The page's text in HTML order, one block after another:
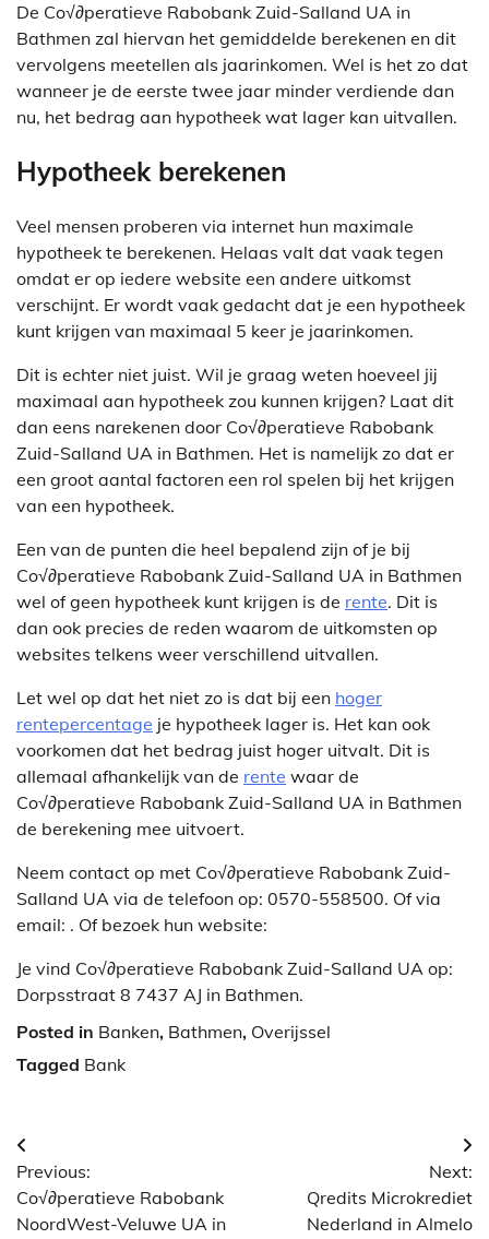
De Co√∂peratieve Rabobank Zuid-Salland UA in
Bathmen zal hiervan het gemiddelde berekenen en dit
vervolgens meetellen als jaarinkomen. Wel is het zo dat
wanneer je de eerste twee jaar minder verdiende dan
nu, het bedrag aan hypotheek wat lager kan uitvallen.
Hypotheek berekenen
Veel mensen proberen via internet hun maximale
hypotheek te berekenen. Helaas valt dat vaak tegen
omdat er op iedere website een andere uitkomst
verschijnt. Er wordt vaak gedacht dat je een hypotheek
kunt krijgen van maximaal 5 keer je jaarinkomen.
Dit is echter niet juist. Wil je graag weten hoeveel jij
maximaal aan hypotheek zou kunnen krijgen? Laat dit
dan eens narekenen door Co√∂peratieve Rabobank
Zuid-Salland UA in Bathmen. Het is namelijk zo dat er
een groot aantal factoren een rol spelen bij het krijgen
van een hypotheek.
Een van de punten die heel bepalend zijn of je bij
Co√∂peratieve Rabobank Zuid-Salland UA in Bathmen
wel of geen hypotheek kunt krijgen is de rente. Dit is
dan ook precies de reden waarom de uitkomsten op
websites telkens weer verschillend uitvallen.
Let wel op dat het niet zo is dat bij een hoger
rentepercentage je hypotheek lager is. Het kan ook
voorkomen dat het bedrag juist hoger uitvalt. Dit is
allemaal afhankelijk van de rente waar de
Co√∂peratieve Rabobank Zuid-Salland UA in Bathmen
de berekening mee uitvoert.
Neem contact op met Co√∂peratieve Rabobank Zuid-
Salland UA via de telefoon op: 0570-558500. Of via
email: . Of bezoek hun website:
Je vind Co√∂peratieve Rabobank Zuid-Salland UA op:
Dorpsstraat 8 7437 AJ in Bathmen.
Posted in Banken, Bathmen, Overijssel
Tagged Bank
Berichtnavigatie
Previous:
Co√∂peratieve Rabobank
NoordWest-Veluwe UA in
Next:
Qredits Microkrediet
Nederland in Almelo